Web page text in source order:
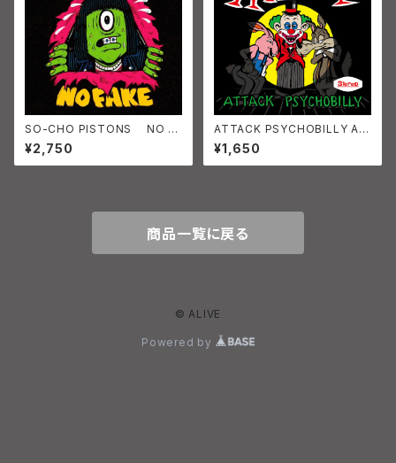
SO-CHO PISTONS NO FA
KE 初回限定版ブックレット付
き
¥2,750
ATTACK PSYCHOBILLY AN
NY (JPN/PSYCHOBILLY)
¥1,650
商品一覧に戻る
© ALIVE
Powered by